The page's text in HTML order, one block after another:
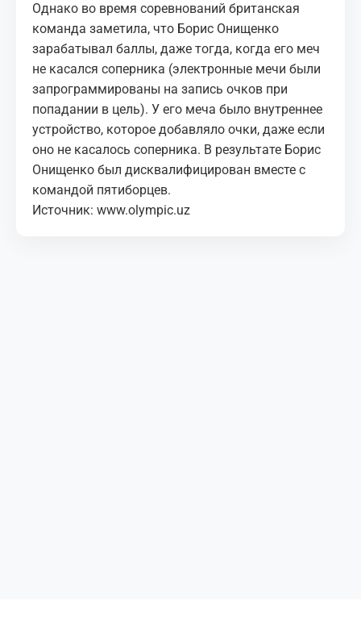
Однако во время соревнований британская
команда заметила, что Борис Онищенко
зарабатывал баллы, даже тогда, когда его меч
не касался соперника (электронные мечи были
запрограммированы на запись очков при
попадании в цель). У его меча было внутреннее
устройство, которое добавляло очки, даже если
оно не касалось соперника. В результате Борис
Онищенко был дисквалифицирован вместе с
командой пятиборцев.
Источник: www.olympic.uz